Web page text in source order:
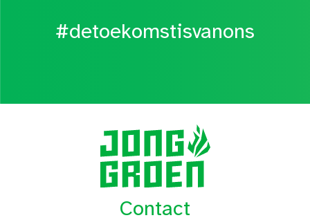
#detoekomstisvanons
Contact